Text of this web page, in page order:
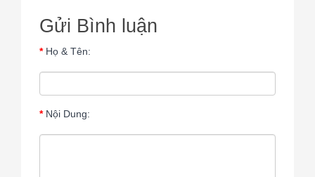
Gửi Bình luận
Họ & Tên:
Nội Dung: